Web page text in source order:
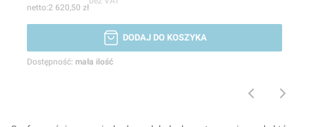
2 620,50 zł
DODAJ DO KOSZYKA
Dostępność: mała ilość